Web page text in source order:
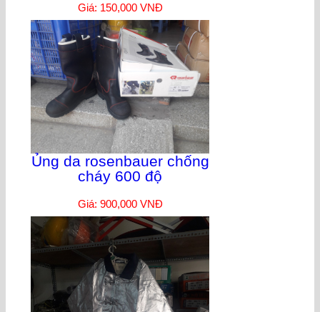
Giá: 150,000 VNĐ
Ủng da rosenbauer chống
cháy 600 độ
Giá: 900,000 VNĐ